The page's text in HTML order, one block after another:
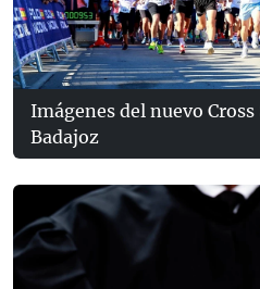
Imágenes del nuevo
Badajoz